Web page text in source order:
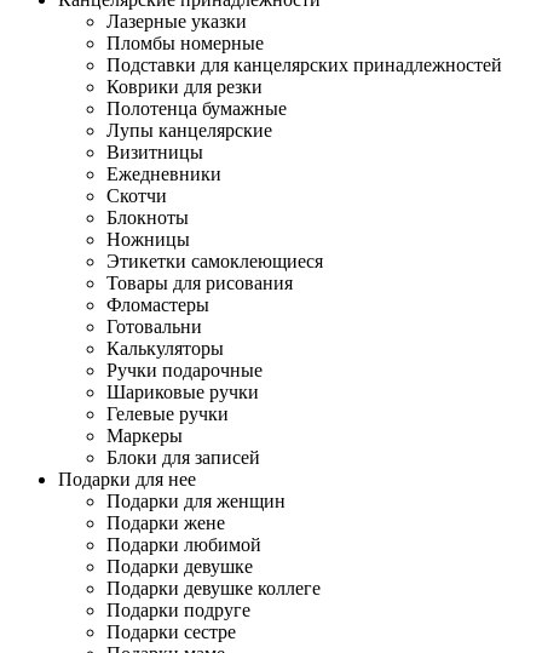
Лазерные указки
Пломбы номерные
Подставки для канцелярских принадлежностей
Коврики для резки
Полотенца бумажные
Лупы канцелярские
Визитницы
Ежедневники
Скотчи
Блокноты
Ножницы
Этикетки самоклеющиеся
Товары для рисования
Фломастеры
Готовальни
Калькуляторы
Ручки подарочные
Шариковые ручки
Гелевые ручки
Маркеры
Блоки для записей
Подарки для нее
Подарки для женщин
Подарки жене
Подарки любимой
Подарки девушке
Подарки девушке коллеге
Подарки подруге
Подарки сестре